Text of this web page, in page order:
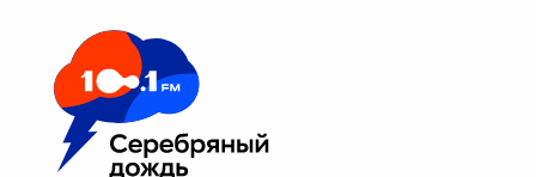
Москва 100.1 FM